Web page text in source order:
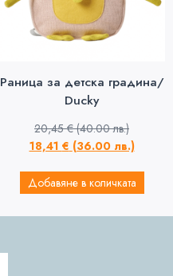
Раница за детска градина/
Ducky
20,45€ (40.00 лв.)
18,41 € (36.00 лв.)
Добавяне в количката